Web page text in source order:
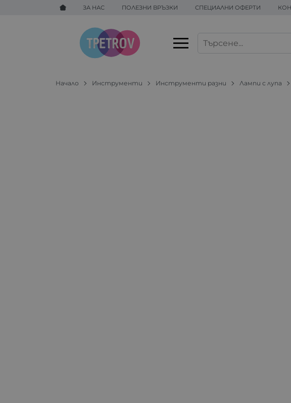
ЗА НАС ПОЛЕЗНИ ВРЪЗКИ СПЕЦИАЛНИ ОФЕРТИ
Начало Инструменти Инструменти разни Лампи с лупа